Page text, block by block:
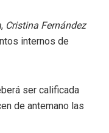
, Cristina Fernández
internos de
ser calificada
de antemano las